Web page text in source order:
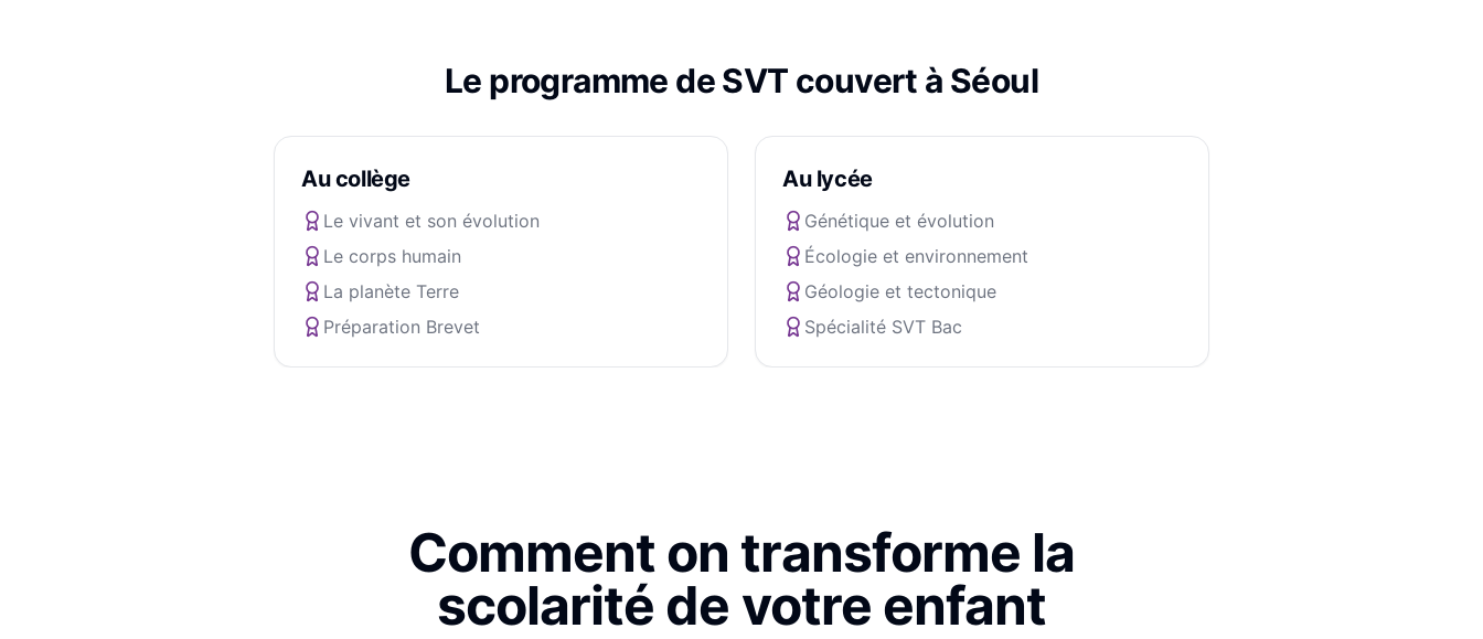
Le programme deSVT couvert à Séoul
Au collège
Le vivant et son évolution
Le corps humain
La planète Terre
Préparation Brevet
Au lycée
Génétique et évolution
Écologie et environnement
Géologie et tectonique
Spécialité SVT Bac
Comment on transforme la
scolarité de votre enfant